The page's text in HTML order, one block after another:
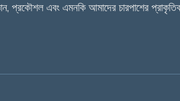
প্রকৌশল এবং এমনকি আমাদের চারপাশের